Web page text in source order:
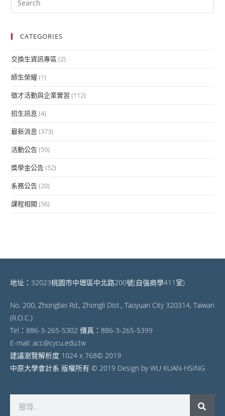
CATEGORIES
交換生資訊專區 (2)
師生榮耀(1)
徵才活動與企業實習 (112)
招生訊息 (4)
最新消息 (373)
活動公告(59)
獎學金公告(52)
系務公告(20)
課程相關 (56)
地址：32023桃園市中壢區中北路200號(自強商學411室)
No. 200, Zhongbei Rd., Zhongli Dist., Taoyuan City 320314, Taiwan
(R.O.C.)
Tel：886-3-265-5302 傳真：886-3-265-5399
E-mail: acc@cycu.edu.tw
建議瀏覽解析度 1024 x 768© 2019
中原大學會計系 版權所有 © 2019 Design by WU KUAN-HSING